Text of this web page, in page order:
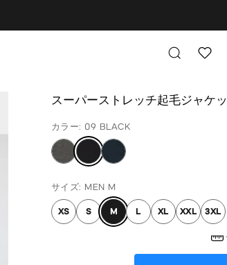
スーパーストレッチ起毛ジャケ
カラー: 09 BLACK
サイズ: MEN M
XS S M L XL XXL 3XL